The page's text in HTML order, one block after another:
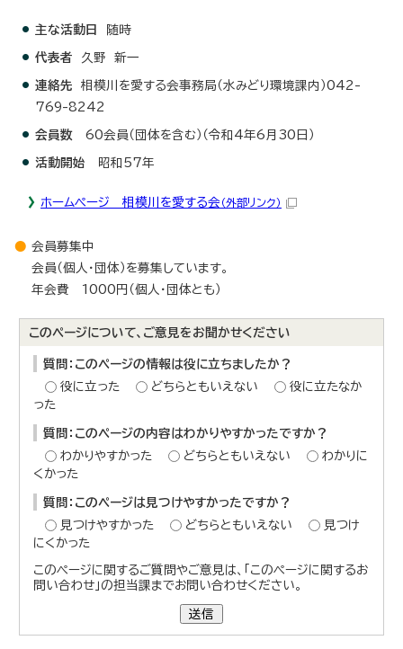
主な活動日 随時
代表者 久野 新一
連絡先 相模川を愛する会事務局（水みどり環境課内）042-
769-8242
会員数 60会員（団体を含む）（令和4年6月30日）
活動開始 昭和57年
ホームページ 相模川を愛する会（外部リンク）
会員募集中
会員（個人・団体）を募集しています。
年会費 1000円（個人・団体とも）
このページについて、ご意見をお聞かせください
質問：このページの情報は役に立ちましたか？
役に立った
どちらともいえない
役に立たなか
った
質問：このページの内容はわかりやすかったですか？
わかりやすかった
どちらともいえない
わかりに
くかった
質問：このページは見つけやすかったですか？
見つけやすかった
どちらともいえない
見つけ
にくかった
このページに関するご質問やご意見は、「このページに関するお
問い合わせ」の担当課までお問い合わせください。
送信